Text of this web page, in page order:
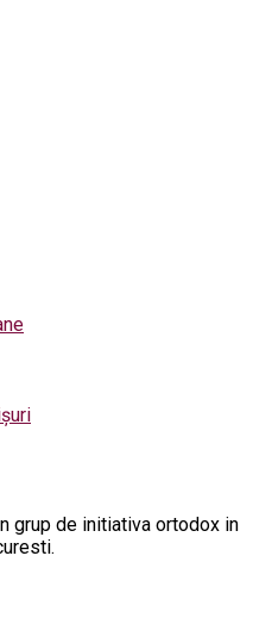
grup de initiativa ortodox in